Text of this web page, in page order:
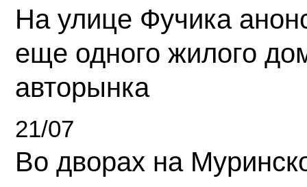
На улице Фучика
еще одного жилого
авторынка
21/07
Во дворах на